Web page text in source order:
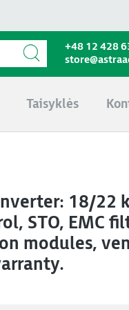
+48 12 428
Taisyklės
18/22
STO, EMC
modules,